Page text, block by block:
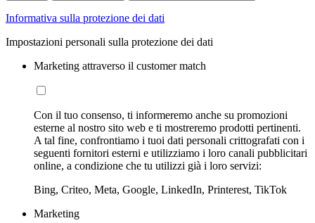
Informativa sulla protezione dei dati
Impostazioni personali sulla protezione dei dati
Marketing attraverso il customer match
Con il tuo consenso, ti informeremo anche su promozioni
esterne al nostro sito web e ti mostreremo prodotti pertinenti.
A tal fine, confrontiamo i tuoi dati personali crittografati con i
seguenti fornitori esterni e utilizziamo i loro canali pubblicitari
online, a condizione che tu utilizzi già i loro servizi:
Bing, Criteo, Meta, Google, LinkedIn, Printerest, TikTok
Marketing